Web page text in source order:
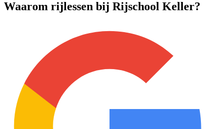
Waarom rijlessen bij Rijschool Keller?